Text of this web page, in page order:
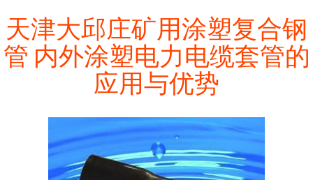
天津大邱庄矿用涂塑复合钢
管 内外涂塑电力电缆套管的
应用与优势